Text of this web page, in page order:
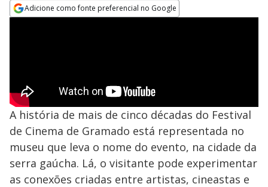
Adicione como fonte preferencial no Google
A história de mais de cinco décadas do Festival
de Cinema de Gramado está representada no
museu que leva o nome do evento, na cidade da
serra gaúcha. Lá, o visitante pode experimentar
as conexões criadas entre artistas, cineastas e